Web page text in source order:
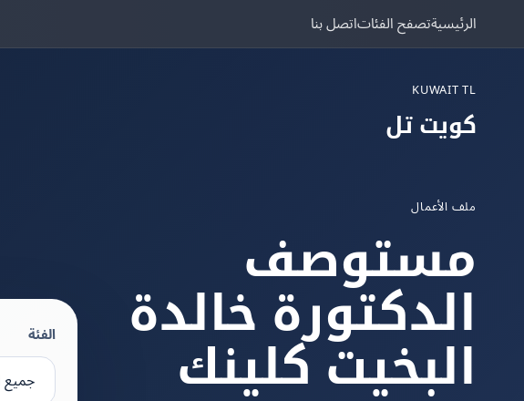
الرئيسيةتصفح الفئاتاتصل بنا
KUWAIT TL
كويت تل
ملف الأعمال
مستوصف
الدكتورة خالدة
البخيت كلينك
الفئة